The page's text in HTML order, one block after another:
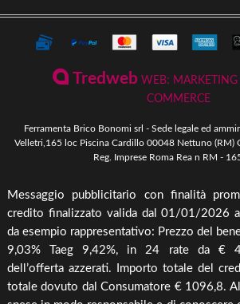
Storia
Riscaldamento a Biomassa
Ferramenta & Fai Da Te
Giardinaggio
Piscine & Divertimento
Arredo Giardino & Mare
Mangimi & Pet Care
Agricoltura
Irrigazione & Pompe
Riscaldamento & Pannelli solari &
Elettronica & illuminazione
Termini e Privacy
Condizioni Generali di Vendita
Pagamenti Disponibili
Spedizione e Imballaggio
Cambio, Resi e Rimborsi
TredwebWEB: MARKETING
COMMERCE
Ferramenta Brico Bonomi srl - Sede legale ed
Velletri,165 loc Piscina Cardillo 00048 Nettuno (RM)
Reg. Imprese Roma Rea n RM -
Messaggio pubblicitario con finalità
credito finalizzato valida dal 01/01/2026
da esempio rappresentativo: Prezzo del
9,03% Taeg 9,42%, in 24 rate da €
dell’offerta azzerati. Importo totale del
totale dovuto dal Consumatore € 1096,8.